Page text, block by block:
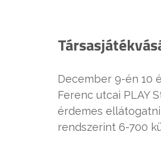
December 9-én 10
Ferenc utcai PLAY
érdemes
rendszerint 6-700